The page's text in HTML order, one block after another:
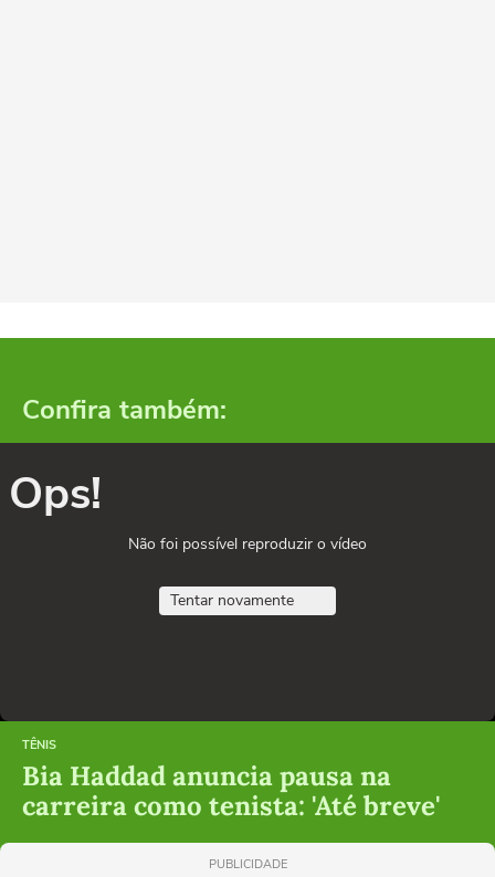
Confira também:
Ops!
Não foi possível reproduzir o vídeo
Tentar novamente
TÊNIS
Bia Haddad anuncia pausa na
carreira como tenista: 'Até breve'
PUBLICIDADE